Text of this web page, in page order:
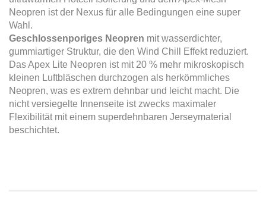
Neopren ist der Nexus für alle Bedingungen eine super
Wahl.
Geschlossenporiges Neopren mit wasserdichter,
gummiartiger Struktur, die den Wind Chill Effekt reduziert.
Das Apex Lite Neopren ist mit 20 % mehr mikroskopisch
kleinen Luftbläschen durchzogen als herkömmliches
Neopren, was es extrem dehnbar und leicht macht. Die
nicht versiegelte Innenseite ist zwecks maximaler
Flexibilität mit einem superdehnbaren Jerseymaterial
beschichtet.